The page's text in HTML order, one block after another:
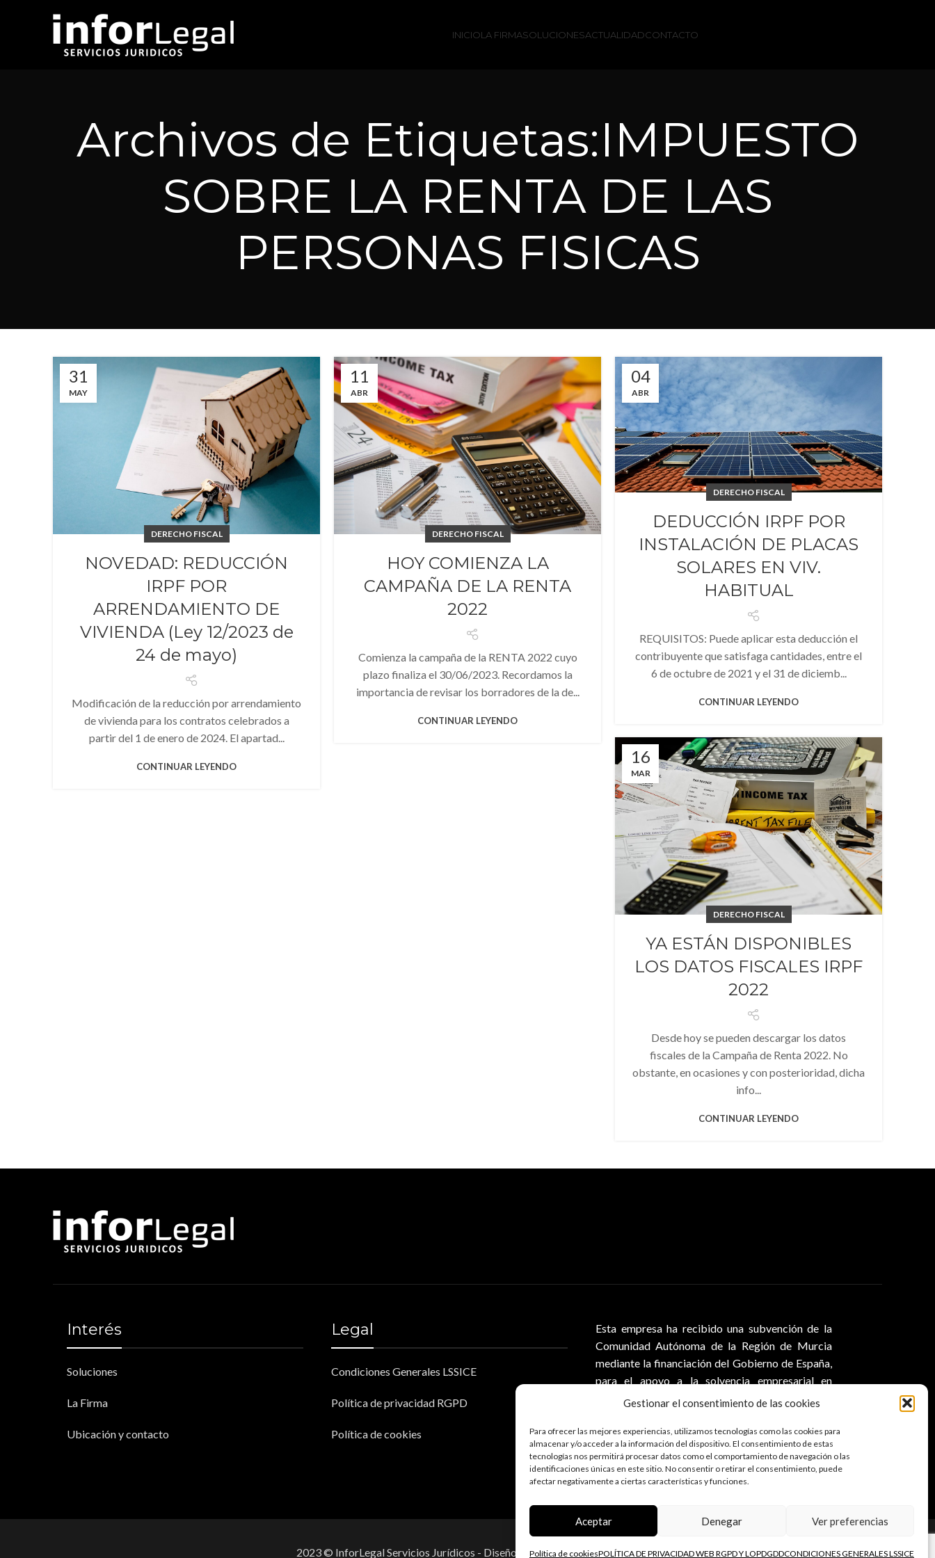
Gestionar el consentimiento de las cookies
Para ofrecer las mejores experiencias, utilizamos tecnologías como las cookies para
almacenar y/o acceder a la información del dispositivo. El consentimiento de estas
tecnologías nos permitirá procesar datos como el comportamiento de navegación o las
identificaciones únicas en este sitio. No consentir o retirar el consentimiento, puede
afectar negativamente a ciertas características y funciones.
Aceptar Denegar Ver preferencias
Política de cookiesPOLÍTICA DE PRIVACIDAD WEB RGPD Y LOPDGDDCONDICIONES GENERALES LSSICE
INICIOLA FIRMASOLUCIONESACTUALIDADCONTACTO
Archivos de Etiquetas:IMPUESTO
SOBRE LA RENTA DE LAS
PERSONAS FISICAS
31
MAY
DERECHO FISCAL
NOVEDAD: REDUCCIÓN
IRPF POR
ARRENDAMIENTO DE
VIVIENDA (Ley 12/2023 de
24 de mayo)
Modificación de la reducción por arrendamiento
de vivienda para los contratos celebrados a
partir del 1 de enero de 2024. El apartad...
CONTINUAR LEYENDO
11
ABR
DERECHO FISCAL
HOY COMIENZA LA
CAMPAÑA DE LA RENTA
2022
Comienza la campaña de la RENTA 2022 cuyo
plazo finaliza el 30/06/2023. Recordamos la
importancia de revisar los borradores de la de...
CONTINUAR LEYENDO
04
ABR
DERECHO FISCAL
DEDUCCIÓN IRPF POR
INSTALACIÓN DE PLACAS
SOLARES EN VIV.
HABITUAL
REQUISITOS: Puede aplicar esta deducción el
contribuyente que satisfaga cantidades, entre el
6 de octubre de 2021 y el 31 de diciemb...
CONTINUAR LEYENDO
16
MAR
DERECHO FISCAL
YA ESTÁN DISPONIBLES
LOS DATOS FISCALES IRPF
2022
Desde hoy se pueden descargar los datos
fiscales de la Campaña de Renta 2022. No
obstante, en ocasiones y con posterioridad, dicha
info...
CONTINUAR LEYENDO
Interés
Soluciones
La Firma
Ubicación y contacto
Legal
Condiciones Generales LSSICE
Política de privacidad RGPD
Política de cookies
Esta empresa ha recibido una subvención de la
Comunidad Autónoma de la Región de Murcia
mediante la financiación del Gobierno de España,
para el apoyo a la solvencia empresarial en
respuesta a la pandemia de la Covid-19
2023 © InforLegal Servicios Jurídicos - Diseño porAirearte Diseño Web